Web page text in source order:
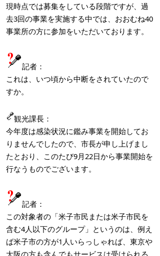
現時点では募集をしている段階ですが、過
去3回の事業を実施する中では、おおむね40
事業所の方に参加をいただいております。
記者：
これは、いつ頃から中断をされていたので
すか。
観光課長：
今年度は感染状況に鑑み事業を開始してお
りませんでしたので、市長が申し上げまし
たとおり、このたび9月22日から事業開始を
行なうものでございます。
記者：
この対象者の「米子市民または米子市民を
含む4人以下のグループ」というのは、例え
ば米子市の方が1人いらっしゃれば、東京や
大阪の方も含んでもサービスは受けられる